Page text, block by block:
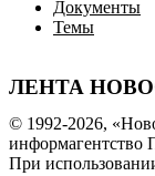
Документы
Темы
ЛЕНТА
© 1992-2026,
информагентство
При